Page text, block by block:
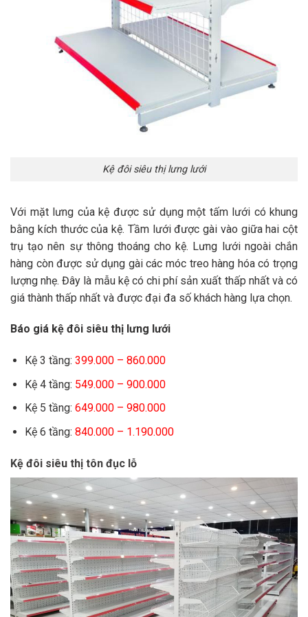
Kệ đôi siêu thị lưng lưới
Với mặt lưng của kệ được sử dụng một tấm lưới có khung
bằng kích thước của kệ. Tầm lưới được gài vào giữa hai cột
trụ tạo nên sự thông thoáng cho kệ. Lưng lưới ngoài chắn
hàng còn được sử dụng gài các móc treo hàng hóa có trọng
lượng nhẹ. Đây là mẫu kệ có chi phí sản xuất thấp nhất và có
giá thành thấp nhất và được đại đa số khách hàng lựa chọn.
Báo giá kệ đôi siêu thị lưng lưới
Kệ 3 tầng: 399.000 – 860.000
Kệ 4 tầng: 549.000 – 900.000
Kệ 5 tầng: 649.000 – 980.000
Kệ 6 tầng: 840.000 – 1.190.000
Kệ đôi siêu thị tôn đục lỗ